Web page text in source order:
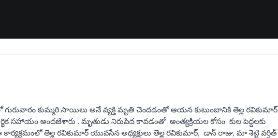
గురువారం కుమ్మరి సాయిలు అనే వ్యక్తి మృతి చెందడంతో ఆయన కుటుంబానికి తెల్ల రవికుమార్
సహాయం అందజేశారు . మృతుడు నిరుపేద కావడంతో అంత్యక్రియల కోసం కుల పెద్దలకు
తెల్ల రవికుమార్ యువసేన అధ్యక్షులు తెల్ల రవికుమార్, డాన్ రాజు, మా శెట్టి వర్షిత్